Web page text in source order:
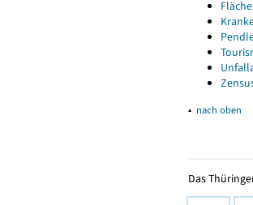
▴ nach oben
Das